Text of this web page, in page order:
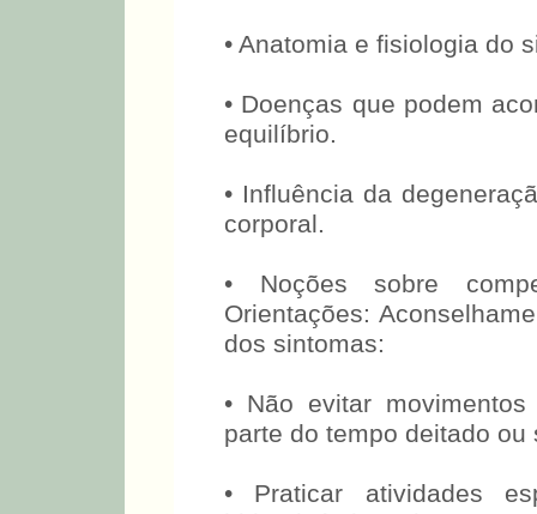
• Anatomia e fisiologia do
• Doenças que podem
equilíbrio.
• Influência da
corporal.
• Noções sobre
Orientações:
dos sintomas:
• Não evitar
parte do tempo deitado ou
• Praticar atividades